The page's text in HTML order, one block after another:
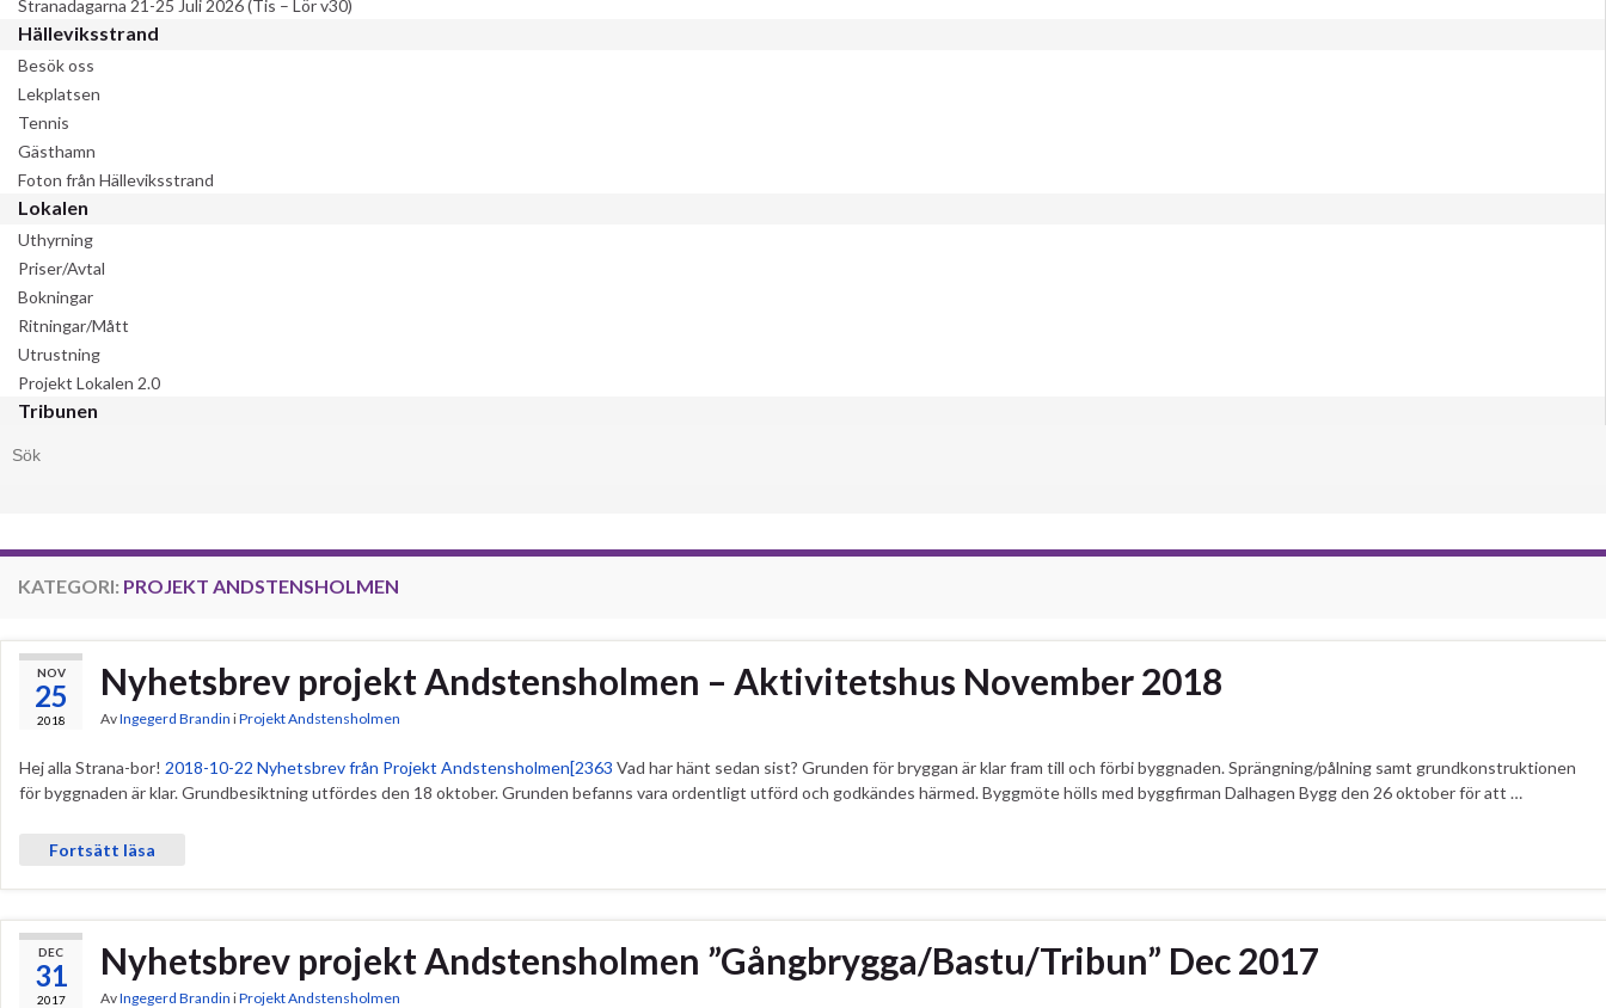
Stranadagarna 21-25 Juli 2026 (Tis – Lör v30)
Hälleviksstrand
Besök oss
Lekplatsen
Tennis
Gästhamn
Foton från Hälleviksstrand
Lokalen
Uthyrning
Priser/Avtal
Bokningar
Ritningar/Mått
Utrustning
Projekt Lokalen 2.0
Tribunen
KATEGORI: PROJEKT ANDSTENSHOLMEN
NOV
25
2018
Nyhetsbrev projekt Andstensholmen – Aktivitetshus November 2018
AvIngegerd Brandin iProjekt Andstensholmen
Hej alla Strana-bor! 2018-10-22 Nyhetsbrev från Projekt Andstensholmen[2363 Vad har hänt sedan sist? Grunden för bryggan är klar fram till och förbi byggnaden. Sprängning/pålning samt grundkonstruktionen
för byggnaden är klar. Grundbesiktning utfördes den 18 oktober. Grunden befanns vara ordentligt utförd och godkändes härmed. Byggmöte hölls med byggfirman Dalhagen Bygg den 26 oktober för att …
Fortsätt läsa
DEC
31
2017
Nyhetsbrev projekt Andstensholmen ”Gångbrygga/Bastu/Tribun” Dec 2017
AvIngegerd Brandin iProjekt Andstensholmen